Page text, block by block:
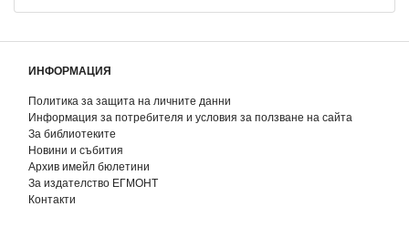
ИНФОРМАЦИЯ
Политика за защита на личните данни
Информация за потребителя и условия за ползване на сайта
За библиотеките
Новини и събития
Архив имейл бюлетини
За издателство ЕГМОНТ
Контакти